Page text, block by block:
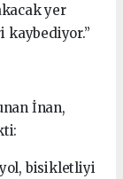
yer
kaybediyor.”
İnan,
bisikletliyi